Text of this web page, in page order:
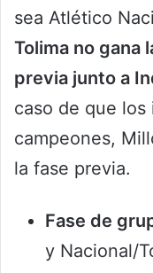
sea Atlético
Tolima no gana
previa junto a
caso de que los
campeones,
la fase previa.
Fase de
y Nacional/